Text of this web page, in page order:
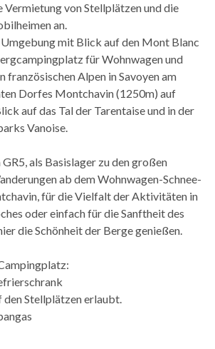
von Stellplätzen und die
an.
mit Blick auf den Mont Blanc
für Wohnwagen und
französischen Alpen in Savoyen am
Dorfes Montchavin (1250m) auf
auf das Tal der Tarentaise und in der
Vanoise.
als Basislager zu den großen
ab dem Wohnwagen-Schnee-
für die Vielfalt der Aktivitäten in
oder einfach für die Sanftheit des
die Schönheit der Berge genießen.
den Stellplätzen erlaubt.